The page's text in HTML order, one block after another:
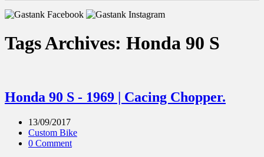
Tags Archives: Honda 90 S
Honda 90 S - 1969 | Cacing Chopper.
13/09/2017
Custom Bike
0 Comment